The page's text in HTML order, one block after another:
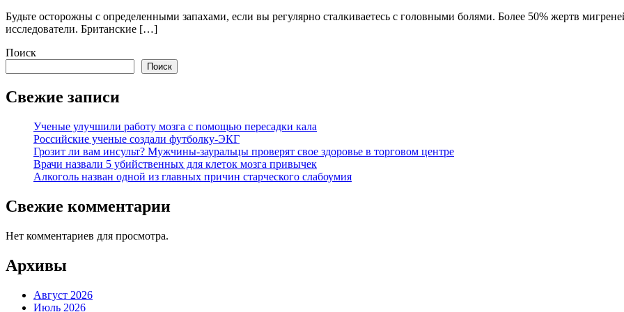
Будьте осторожны с определенными запахами, если вы регулярно сталкиваетесь с головными болями. Более 50% жертв
исследователи. Британские […]
Поиск
Поиск
Свежие записи
Ученые улучшили работу мозга с помощью пересадки кала
Российские ученые создали футболку-ЭКГ
Грозит ли вам инсульт? Мужчины-зауральцы проверят свое здоровье в торговом центре
Врачи назвали 5 убийственных для клеток мозга привычек
Алкоголь назван одной из главных причин старческого слабоумия
Свежие комментарии
Нет комментариев для просмотра.
Архивы
Август 2026
Июль 2026